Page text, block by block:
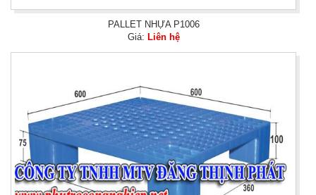
*) Lưu ý: Pallet nhựa này không dùng được cho
các loại xe nâng. Chỉ để cố định một vị trí
PALLET NHỰA P1006
Giá: Liên hệ